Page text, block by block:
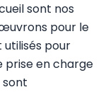
sont nos
pour le
pour
prise en charge
sont